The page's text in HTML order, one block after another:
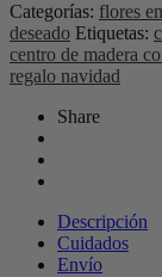
Categorías: flores
deseado Etiquetas:
centro de madera
regalo navidad
Share
Descripción
Cuidados
Envío